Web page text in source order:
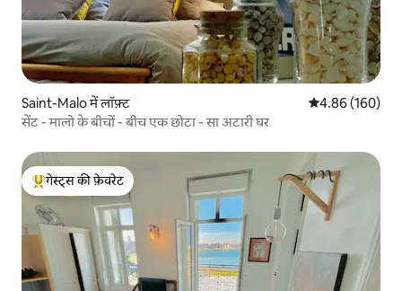
Saint-Malo में लॉफ़्ट औसत रेटिंग 5 में से
4.86 (160)
सेंट - मालो के बीचों - बीच एक छोटा - सा अटारी घर
गेस्ट्स का टॉप फ़ेवरेट
गेस्ट्स की फ़ेवरेट